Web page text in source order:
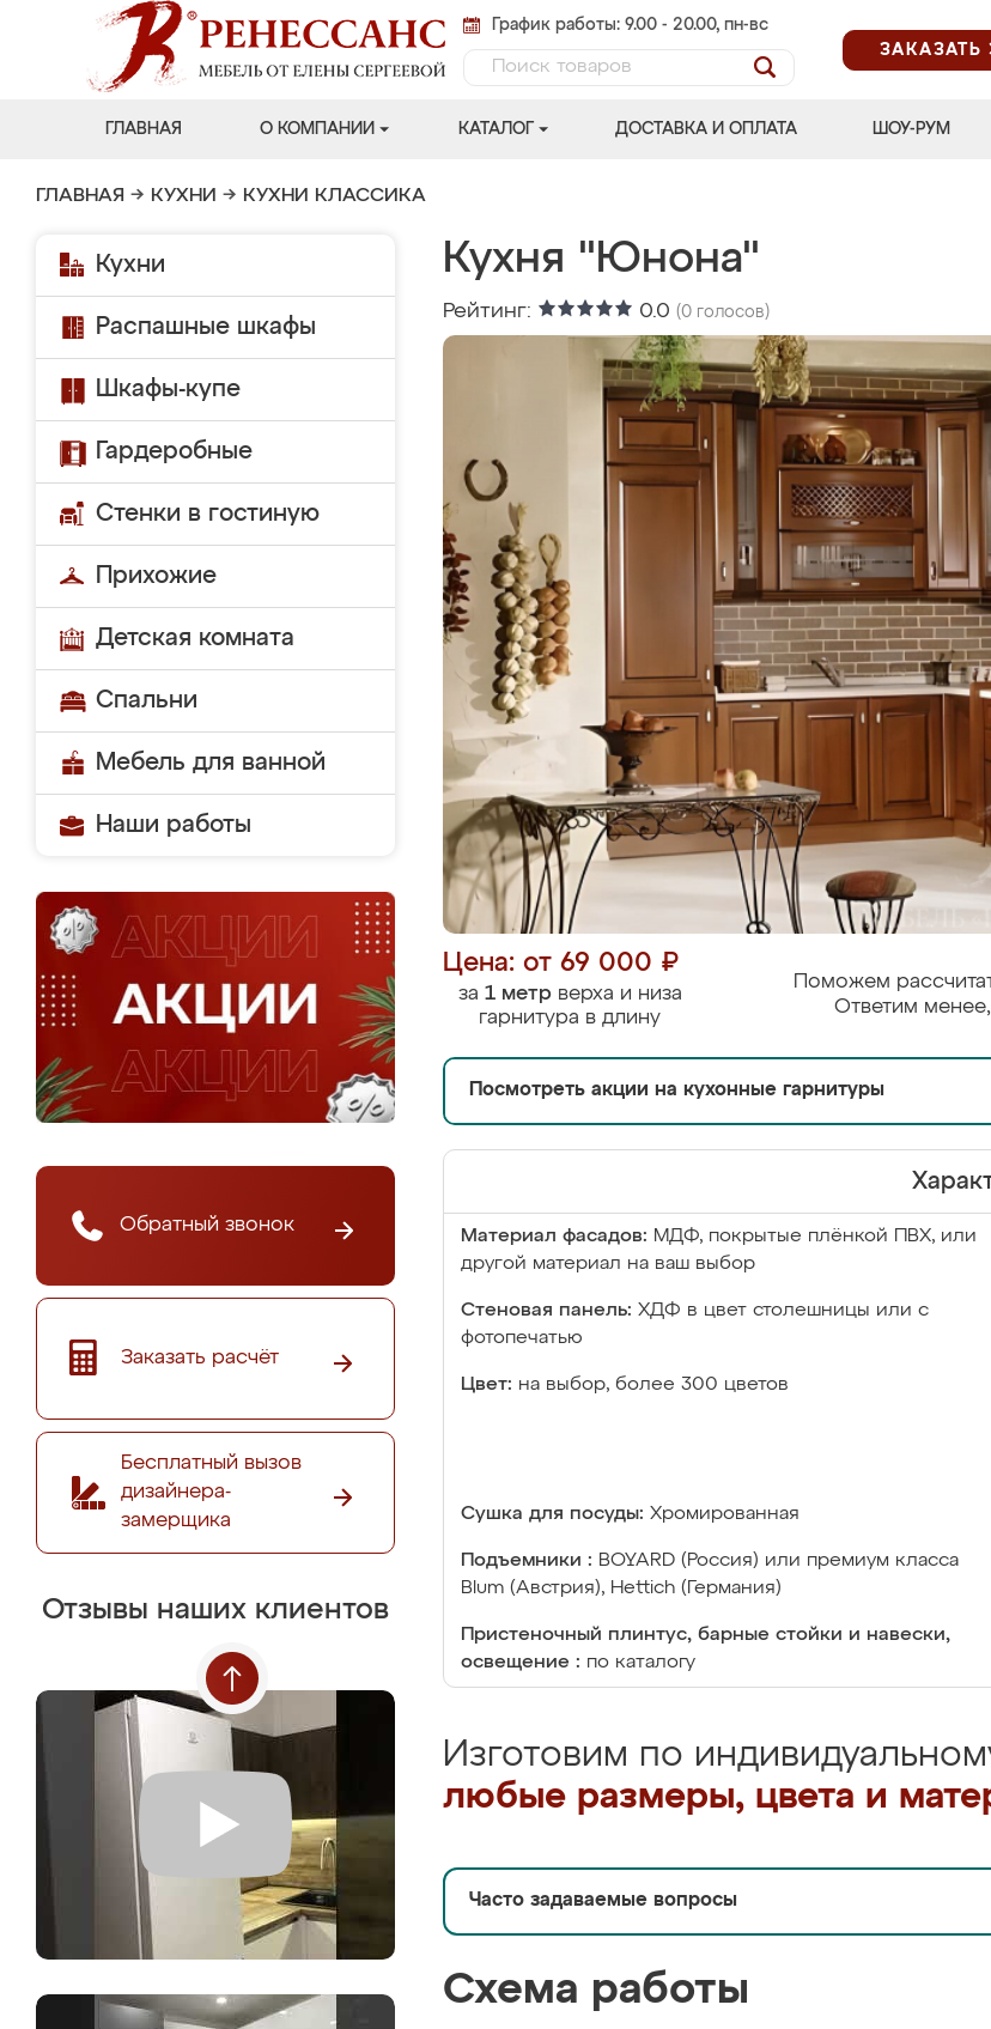
График работы: 9.00 - 20.00, пн-вс
ЗАКАЗАТЬ
ГЛАВНАЯ О КОМПАНИИ КАТАЛОГ ДОСТАВКА И ОПЛАТА ШОУ-РУМ
ГЛАВНАЯ → КУХНИ → КУХНИ КЛАССИКА
Кухни
Распашные шкафы
Шкафы-купе
Гардеробные
Стенки в гостиную
Прихожие
Детская комната
Спальни
Мебель для ванной
Наши работы
Обратный звонок
Заказать расчёт
Бесплатный вызов
дизайнера-
замерщика
Отзывы наших клиентов
Кухня "Юнона"
Рейтинг: 0.0 (0 голосов)
Цена: от 69 000 ₽
за 1 метрверха и низа
гарнитура в длину
Поможем
Ответим
Посмотреть акции на кухонные гарнитуры
Материал фасадов: МДФ, покрытые плёнкой ПВХ, или
другой материал на ваш выбор
Стеновая панель: ХДФ в цвет столешницы или с
фотопечатью
Цвет: на выбор, более 300 цветов
Сушка для посуды: Хромированная
Подъемники : BOYARD (Россия) или премиум класса
Blum (Австрия), Hettich (Германия)
Пристеночный плинтус, барные стойки и навески,
освещение : по каталогу
Изготовим по
любые размеры, цвета и
Часто задаваемые вопросы
Схема работы